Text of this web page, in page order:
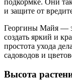
и защите от
Георгины Майя —
создать яркий и
простота ухода
садоводов и
Высота